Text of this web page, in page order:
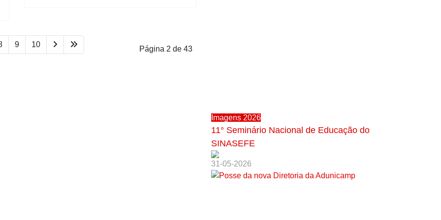
Página 2 de 43
9 10
Imagens 2026
11° Seminário Nacional de Educação do
SINASEFE
31-05-2026